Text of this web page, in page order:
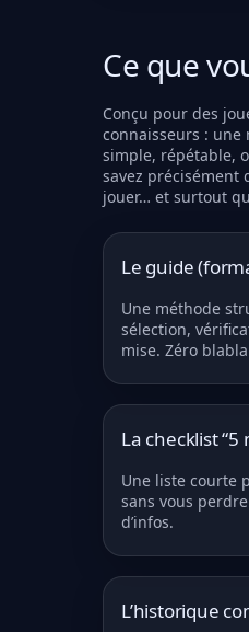
Ce que
Conçu pour des
connaisseurs : une
simple, répétable,
savez précisément
jouer… et surtout
Le guide
Une méthode
sélection,
mise. Zéro
La checklist “5
Une liste courte
sans vous
d’infos.
L’historique